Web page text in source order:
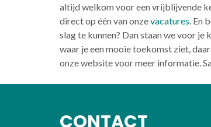
altijd welkom voor een vrijblijvende
direct op één van onzevacatures . En
slag te kunnen? Dan staan we voor
waar je een mooie toekomst ziet,
onze website voor meer informatie.
CONTACT